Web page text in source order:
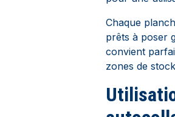
Chaque
prêts à poser
convient
zones de